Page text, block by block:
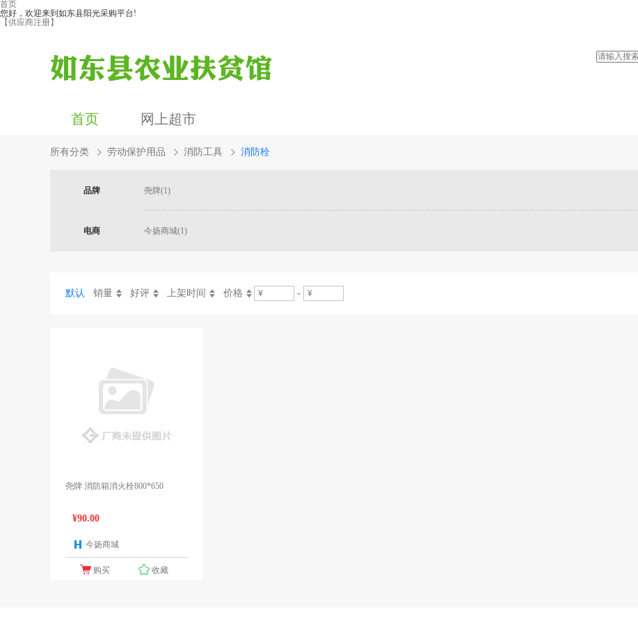
首页
您好，欢迎来到如东县阳光采购平台!
【供应商注册】
首页 网上超市
所有分类 劳动保护用品 消防工具 消防栓
品牌 尧牌(1)
电商 今扬商城(1)
默认 销量 好评 上架时间 价格 -
尧牌 消防箱消火栓800*650
¥90.00
今扬商城
购买 收藏